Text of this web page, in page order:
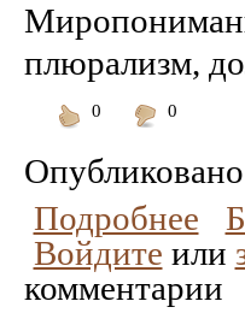
плюрализм,
0
0
Опубликовано
Подробнее
Войдите или
комментарии